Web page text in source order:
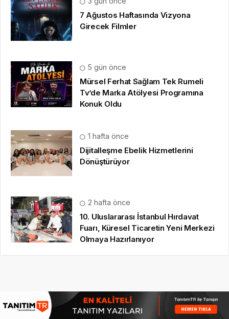
7 Ağustos Haftasında Vizyona
Girecek Filmler
5 gün önce
Mürsel Ferhat Sağlam Tek Rumeli
Tv’de Marka Atölyesi Programına
Konuk Oldu
1 hafta önce
Dijitalleşme Ebelik Hizmetlerini
Dönüştürüyor
2 hafta önce
10. Uluslararası İstanbul Hırdavat
Fuarı, Küresel Ticaretin Yeni Merkezi
Olmaya Hazırlanıyor